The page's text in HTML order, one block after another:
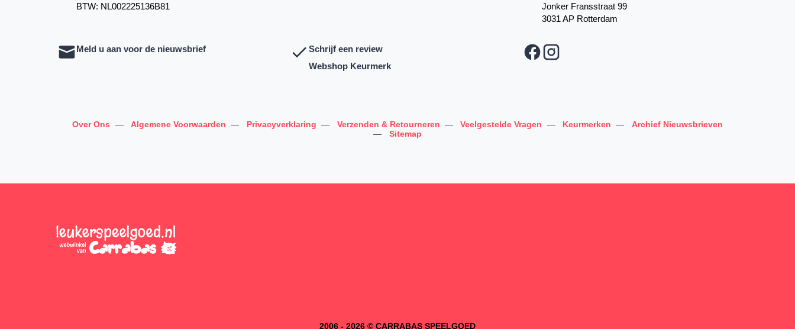
BTW: NL002225136B81
Jonker Fransstraat 99
3031 AP Rotterdam
Meld u aan voor de nieuwsbrief
Schrijf een review
Webshop Keurmerk
Over Ons — Algemene Voorwaarden — Privacyverklaring — Verzenden & Retourneren — Veelgestelde Vragen — Keurmerken —
Archief Nieuwsbrieven
—
Sitemap
2006 - 2026 © CARRABAS SPEELGOED